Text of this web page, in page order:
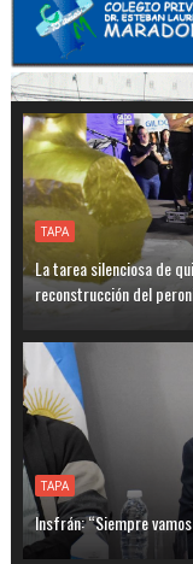
TAPA
La tarea silenciosa de
reconstrucción del
TAPA
Insfrán: “Siempre